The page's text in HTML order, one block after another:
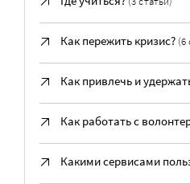
Как пережить кризис? (6
Как привлечь и
Как работать с
Какими сервисами